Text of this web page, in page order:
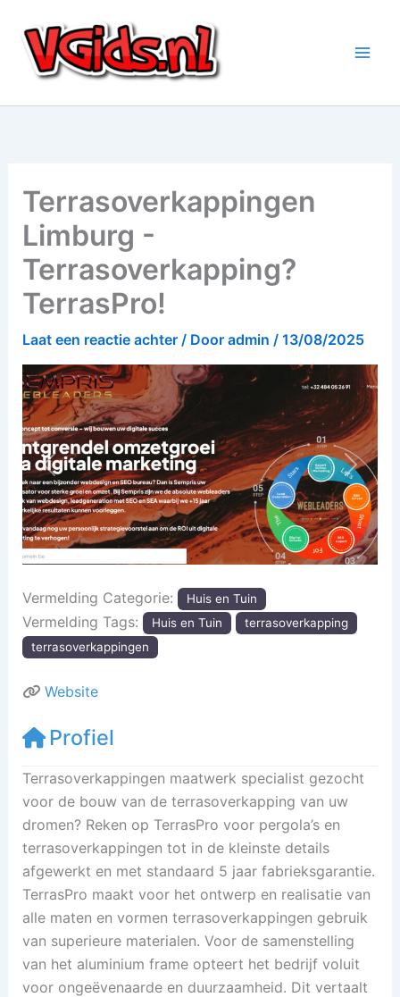
naar
inhoud
Terrasoverkappingen
Limburg -
Terrasoverkapping?
TerrasPro!
Laat een reactie achter / Door admin / 13/08/2025
Vorige
Vermelding Categorie: Huis en Tuin
Vermelding Tags: Huis en Tuin
terrasoverkapping
terrasoverkappingen
Website
Profiel
Terrasoverkappingen maatwerk specialist gezocht
voor de bouw van de terrasoverkapping van uw
dromen? Reken op TerrasPro voor pergola’s en
terrasoverkappingen tot in de kleinste details
afgewerkt en met standaard 5 jaar fabrieksgarantie.
TerrasPro maakt voor het ontwerp en realisatie van
alle maten en vormen terrasoverkappingen gebruik
van superieure materialen. Voor de samenstelling
van het aluminium frame opteert het bedrijf voluit
voor ongeëvenaarde en duurzaamheid. Dit vertaalt